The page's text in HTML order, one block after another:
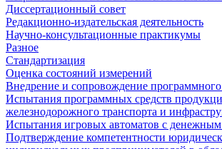
Диссертационный совет
Редакционно-издательская деятельность
Научно-консультационные практикумы
Разное
Стандартизация
Оценка состояний измерений
Внедрение и сопровождение программного
Испытания программных средств
железнодорожного транспорта и
Испытания игровых автоматов с
Подтверждение компетентности